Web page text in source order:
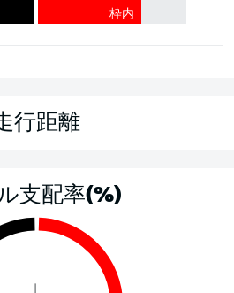
枠内
行距離
支配率(%)